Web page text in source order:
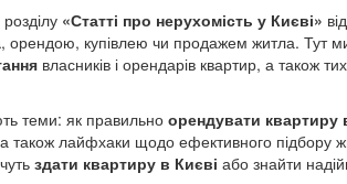
«Статті про нерухомість у Києві»
, орендою, купівлею чи продажем житла. Тут
власників і орендарів квартир, а також
теми: як правильно орендувати квартиру
а також лайфхаки щодо ефективного підбору
здати квартиру в Києві або знайти